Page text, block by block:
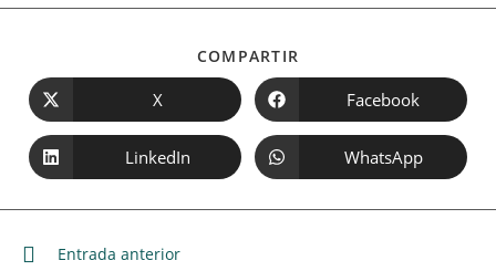
COMPARTIR
Opens
in
a
new
window
X Opens
in
a
new
window
Facebook
Opens
in
new
LinkedIn Opens
in
new
WhatsApp
Leer
Entrada anterior